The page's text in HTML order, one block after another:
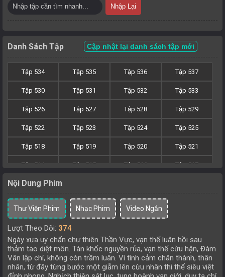
Nhập Lại
Danh Sách Tập Cập nhật lại danh sách tập mới
Tập 537
Tập 536
Tập 535
Tập 534
Tập 533
Tập 532
Tập 531
Tập 530
Tập 529
Tập 528
Tập 527
Tập 526
Tập 525
Tập 524
Tập 523
Tập 522
Tập 521
Tập 520
Tập 519
Tập 518
Tập 517
Tập 516
Tập 515
Tập 514
Tập 510
Tập 504
Tập 503
Tập 502
Tập 501
Tập 500
Tập 499
Tập 498
Tập 497
Tập 496
Tập 495
Tập 494
Nội Dung Phim
Thư Viện Phim Nhạc Phim Video Ngắn
Lượt Theo Dõi: 374
Ngày xưa uy chấn chư thiên Thần Vực, vạn thế luân hồi sau
thảm tao diệt môn. Tàn khốc nguyền rủa, vạn thế cừu hận, Đàm
Vân lập chí, không còn trầm luân. Vì tình cảm chân thành, thân
nhân, từ đây từng bước một giẫm lên cừu nhân thi thể siêu việt